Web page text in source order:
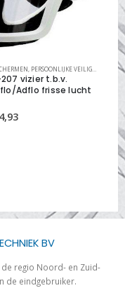
PERSOONLIJKE VEILIGHEID
vizier t.b.v.
Adflo frisse lucht
st
BV
regio Noord- en Zuid-
de eindgebruiker.